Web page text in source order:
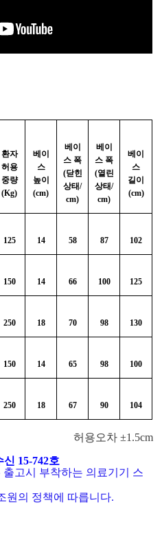
환자
허용
중량
(Kg)
베이
스
높이
(cm)
베이
스 폭
(닫힌
상태/
cm)
베이
스 폭
(열린
상태/
cm)
베이
스
길이
(cm)
125 14 58 87 102
150 14 66 100 125
250 18 70 98 130
150 14 65 98 100
250 18 67 90 104
허용오차 ±1.5cm
15-742호
고시 부착하는 의료기기 스
원의 정책에 따릅니다.